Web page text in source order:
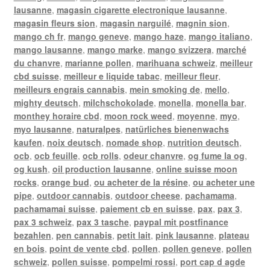
lausanne, magasin cigarette electronique lausanne,
magasin fleurs sion, magasin narguilé, magnin sion,
mango ch fr, mango geneve, mango haze, mango italiano,
mango lausanne, mango marke, mango svizzera, marché
du chanvre, marianne pollen, marihuana schweiz, meilleur
cbd suisse, meilleur e liquide tabac, meilleur fleur,
meilleurs engrais cannabis, mein smoking de, mello,
mighty deutsch, milchschokolade, monella, monella bar,
monthey horaire cbd, moon rock weed, moyenne, myo,
myo lausanne, naturalpes, natürliches bienenwachs
kaufen, noix deutsch, nomade shop, nutrition deutsch,
ocb, ocb feuille, ocb rolls, odeur chanvre, og fume la og,
og kush, oil production lausanne, online suisse moon
rocks, orange bud, ou acheter de la résine, ou acheter une
pipe, outdoor cannabis, outdoor cheese, pachamama,
pachamamai suisse, paiement cb en suisse, pax, pax 3,
pax 3 schweiz, pax 3 tasche, paypal mit postfinance
bezahlen, pen cannabis, petit lait, pink lausanne, plateau
en bois, point de vente cbd, pollen, pollen geneve, pollen
schweiz, pollen suisse, pompelmi rossi, port cap d agde